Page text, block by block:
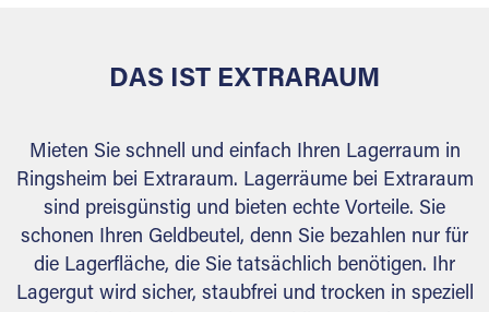
DAS IST EXTRARAUM
Mieten Sie schnell und einfach Ihren Lagerraum in
Ringsheim bei Extraraum. Lagerräume bei Extraraum
sind preisgünstig und bieten echte Vorteile. Sie
schonen Ihren Geldbeutel, denn Sie bezahlen nur für
die Lagerfläche, die Sie tatsächlich benötigen. Ihr
Lagergut wird sicher, staubfrei und trocken in speziell